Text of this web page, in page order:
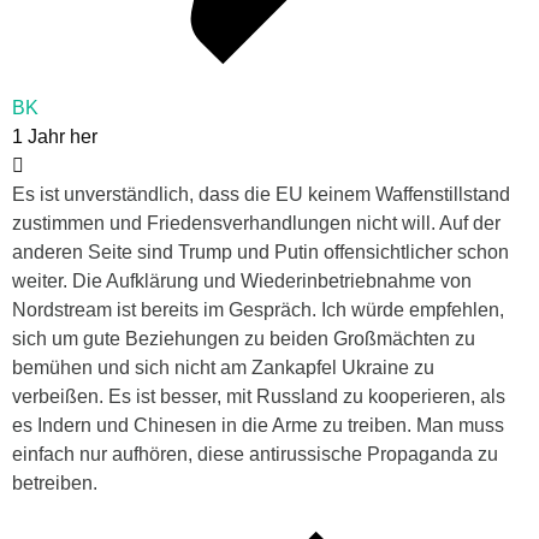
BK
1 Jahr her
Es ist unverständlich, dass die EU keinem Waffenstillstand
zustimmen und Friedensverhandlungen nicht will. Auf der
anderen Seite sind Trump und Putin offensichtlicher schon
weiter. Die Aufklärung und Wiederinbetriebnahme von
Nordstream ist bereits im Gespräch. Ich würde empfehlen,
sich um gute Beziehungen zu beiden Großmächten zu
bemühen und sich nicht am Zankapfel Ukraine zu
verbeißen. Es ist besser, mit Russland zu kooperieren, als
es Indern und Chinesen in die Arme zu treiben. Man muss
einfach nur aufhören, diese antirussische Propaganda zu
betreiben.